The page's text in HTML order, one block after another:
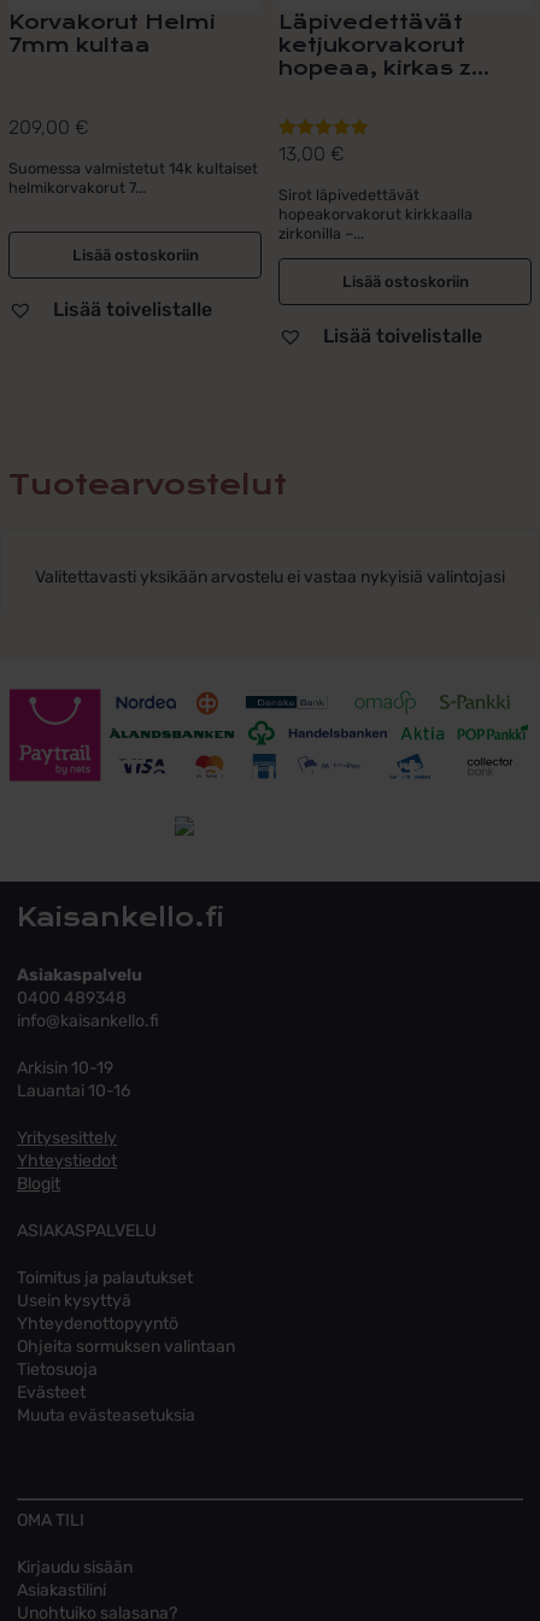
Korvakorut Helmi
7mm kultaa
209,00 €
Suomessa valmistetut 14k kultaiset
helmikorvakorut 7...
Lisää ostoskoriin
Lisää toivelistalle
Läpivedettävät
ketjukorvakorut
hopeaa, kirkas z...
Arvostelu
5.00 / 5
13,00 €
Sirot läpivedettävät
hopeakorvakorut kirkkaalla
zirkonilla –...
Lisää ostoskoriin
Lisää toivelistalle
Tuotearvostelut
Valitettavasti yksikään arvostelu ei vastaa nykyisiä valintojasi
Toimitusehdot
Kaisankello.fi
Asiakaspalvelu
0400 489348
info@kaisankello.fi
Arkisin 10-19
Lauantai 10-16
Yritysesittely
Yhteystiedot
Blogit
ASIAKASPALVELU
Toimitus ja palautukset
Usein kysyttyä
Yhteydenottopyyntö
Ohjeita sormuksen valintaan
Tietosuoja
Evästeet
Muuta evästeasetuksia
OMA TILI
Kirjaudu sisään
Asiakastilini
Unohtuiko salasana?